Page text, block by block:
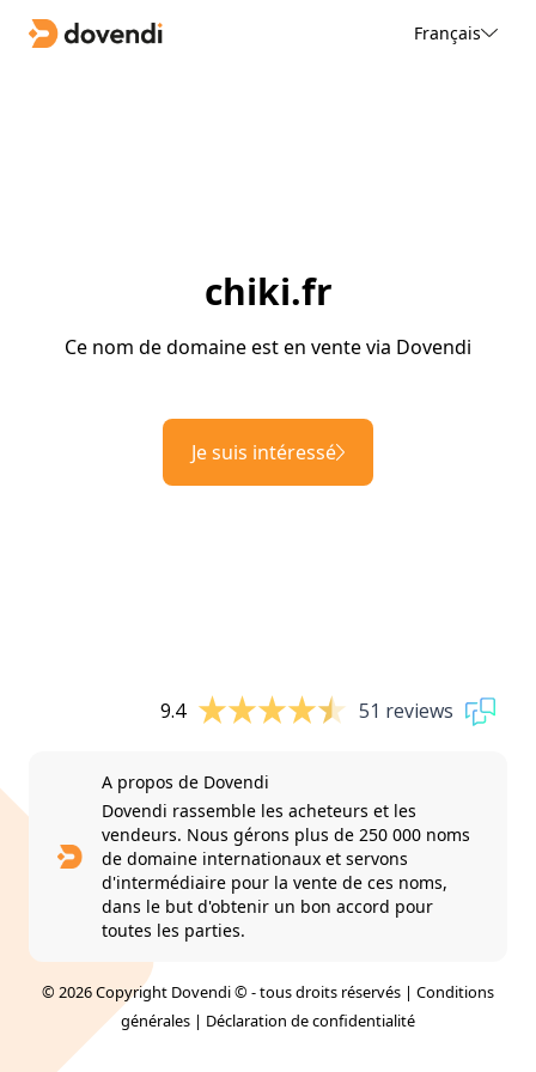
Français
chiki.fr
Ce nom de domaine est en vente via Dovendi
Je suis intéressé
9.4 51 reviews
A propos de Dovendi
Dovendi rassemble les acheteurs et les
vendeurs. Nous gérons plus de 250 000 noms
de domaine internationaux et servons
d'intermédiaire pour la vente de ces noms,
dans le but d'obtenir un bon accord pour
toutes les parties.
© 2026 Copyright Dovendi © - tous droits réservés | Conditions
générales | Déclaration de confidentialité